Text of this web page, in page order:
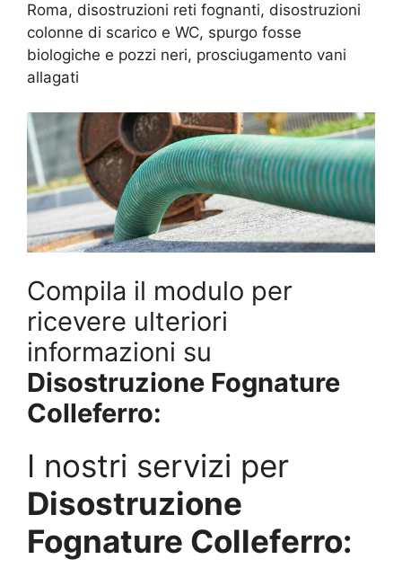
Roma, disostruzioni reti fognanti, disostruzioni
colonne di scarico e WC, spurgo fosse
biologiche e pozzi neri, prosciugamento vani
allagati
Compila il modulo per
ricevere ulteriori
informazioni su
Disostruzione Fognature
Colleferro:
I nostri servizi per
Disostruzione
Fognature Colleferro: